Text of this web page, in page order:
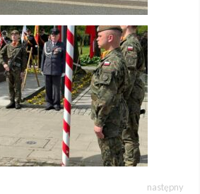
następny